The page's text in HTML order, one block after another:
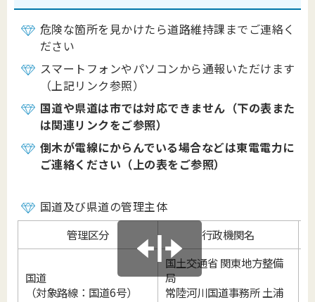
危険な箇所を見かけたら道路維持課までご連絡く
ださい
スマートフォンやパソコンから通報いただけます
（上記リンク参照）
国道や県道は市では対応できません（下の表また
は関連リンクをご参照）
倒木が電線にからんでいる場合などは東電電力に
ご連絡ください（上の表をご参照）
国道及び県道の管理主体
管理区分 行政機関名
国道
（対象路線：国道6号）
国土交通省 関東地方整備
局
常陸河川国道事務所 土浦